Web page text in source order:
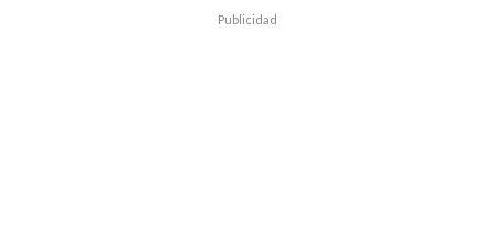
reconocida por cuidar motocicletas en el Santuario de
Publicidad